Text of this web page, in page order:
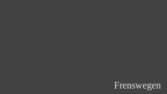
Frenswegen